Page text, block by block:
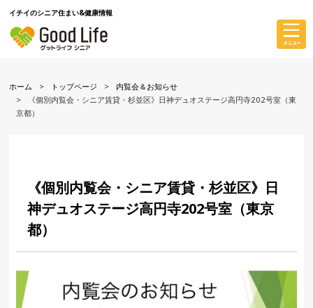
イチイのシニア住まい&健康情報
ホーム トップページ
内覧会＆お知らせ
《個別内覧会・シニア賃貸・杉並区》日神デュオステージ高円寺202号室（東
京都）
《個別内覧会・シニア賃貸・杉並区》日
神デュオステージ高円寺202号室（東京
都）